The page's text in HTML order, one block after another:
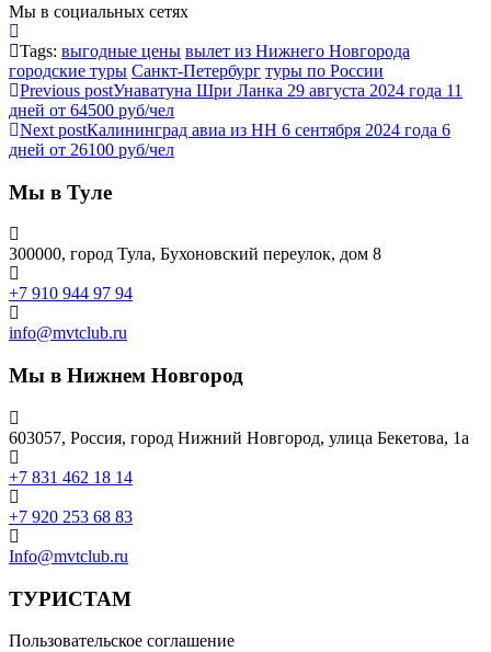
Мы в социальных сетях
Tags: выгодные цены вылет из Нижнего Новгорода
городские туры Санкт-Петербург туры по России
Previous postУнаватуна Шри Ланка 29 августа 2024 года 11
дней от 64500 руб/чел
Next postКалининград авиа из НН 6 сентября 2024 года 6
дней от 26100 руб/чел
Мы в Туле
300000, город Тула, Бухоновский переулок, дом 8
+7 910 944 97 94
info@mvtclub.ru
Мы в Нижнем Новгород
603057, Россия, город Нижний Новгород, улица Бекетова, 1а
+7 831 462 18 14
+7 920 253 68 83
Info@mvtclub.ru
ТУРИСТАМ
Пользовательское соглашение